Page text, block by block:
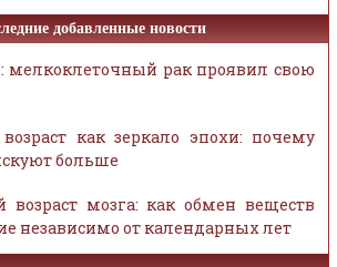
добавленные новости
мелкоклеточный рак проявил свою
как зеркало эпохи: почему
больше
возраст мозга: как обмен веществ
независимо от календарных лет